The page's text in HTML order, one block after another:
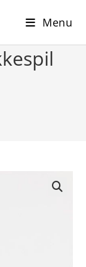
Menu